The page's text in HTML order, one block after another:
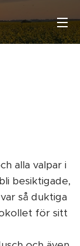
alla valpar i
besiktigade,
så duktiga
för sitt